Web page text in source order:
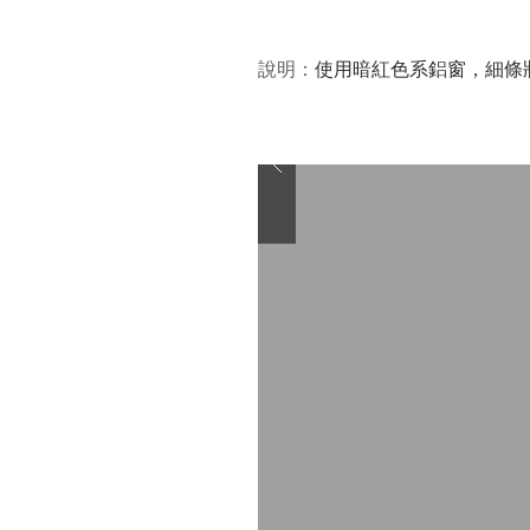
​說明： 使用暗紅色系鋁窗，細條